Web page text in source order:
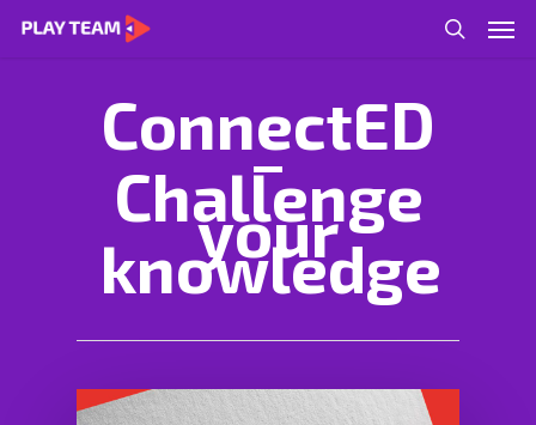
ConnectED
–
Challenge
your
knowledge